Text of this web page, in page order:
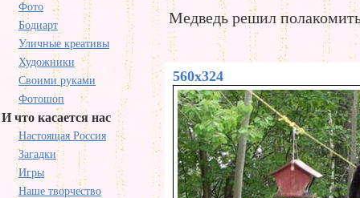
Фото
Бодиарт
Уличные креативы
Художники
Своими руками
Фотошоп
И что касается нас
Настоящая Россия
Загадки
Игры
Наше творчество
Медведь решил
560x324